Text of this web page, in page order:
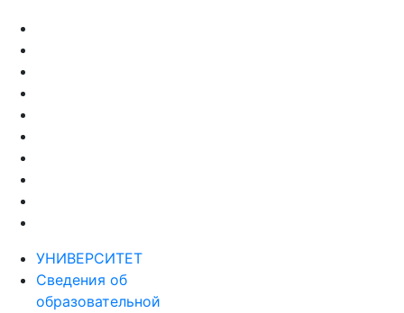
УНИВЕРСИТЕТ
Сведения об
образовательной